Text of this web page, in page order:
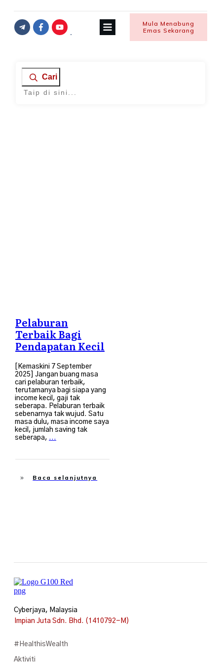
Mula Menabung
Emas Sekarang
Cari
Pelaburan
Terbaik Bagi
Pendapatan Kecil
[Kemaskini 7 September
2025] Jangan buang masa
cari pelaburan terbaik,
terutamanya bagi siapa yang
income kecil, gaji tak
seberapa. Pelaburan terbaik
sebenarnya tak wujud. Satu
masa dulu, masa income saya
kecil, jumlah saving tak
seberapa, ...
Baca selanjutnya
Cyberjaya, Malaysia
Impian Juta Sdn. Bhd. (1410792-M)
#HealthisWealth
Aktiviti